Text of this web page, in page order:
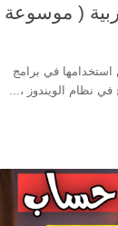
( موسوعة
في برامج
نظام الويندوز ،...